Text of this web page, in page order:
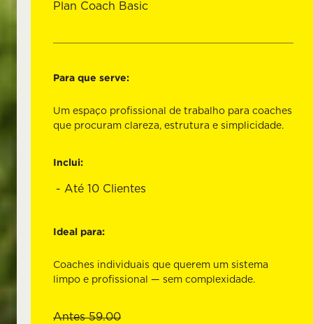
Plan Coach Basic
Para que serve:
Um espaço profissional de trabalho para coaches
que procuram clareza, estrutura e simplicidade.
Inclui:
Até 10 Clientes
Ideal para:
Coaches individuais que querem um sistema
limpo e profissional — sem complexidade.
Antes 59.00